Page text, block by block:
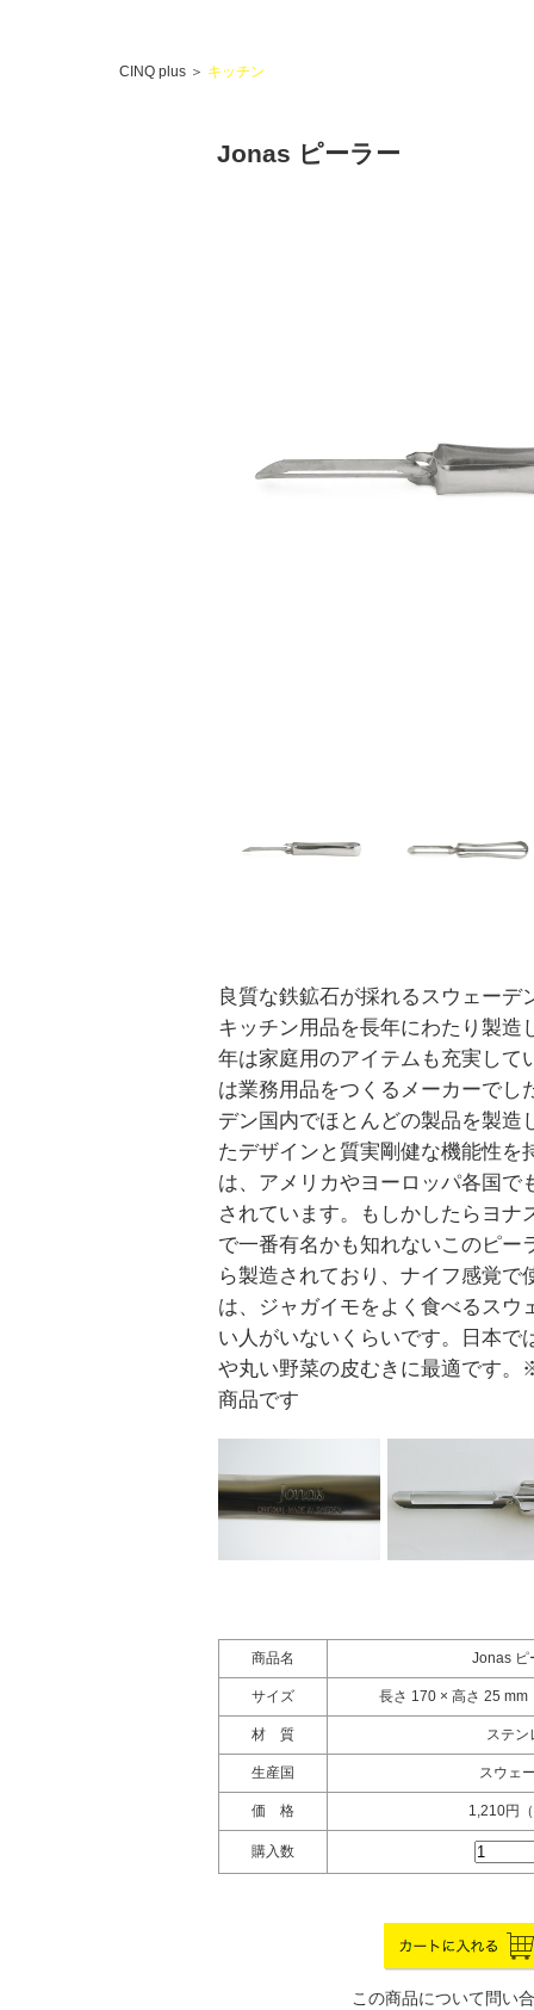
CINQ plus ＞ キッチン
Jonas ピーラー
良質な鉄鉱石が採れるスウェーデ
キッチン用品を長年にわたり製造
年は家庭用のアイテムも充実して
は業務用品をつくるメーカーでし
デン国内でほとんどの製品を製造
たデザインと質実剛健な機能性を
は、アメリカやヨーロッパ各国で
されています。もしかしたらヨナ
で一番有名かも知れないこのピー
ら製造されており、ナイフ感覚で
は、ジャガイモをよく食べるスウ
い人がいないくらいです。日本で
や丸い野菜の皮むきに最適です
商品です
商品名 Jonas ピ
サイズ 長さ 170 × 高さ 25 mm
材 質 ステン
生産国 スウェ
価 格 1,210円
購入数
この商品について問い